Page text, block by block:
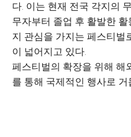
다. 이는 현재 전국 각지의
무자부터 졸업 후 활발한
지 관심을 가지는 페스티벌
이 넓어지고 있다.
페스티벌의 확장을 위해 해
를 통해 국제적인 행사로 거